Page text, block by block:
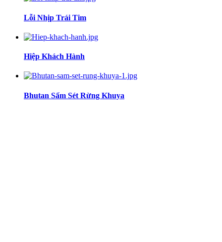
Lỗi Nhịp Trái Tim
Hiệp Khách Hành
Bhutan Sấm Sét Rừng Khuya